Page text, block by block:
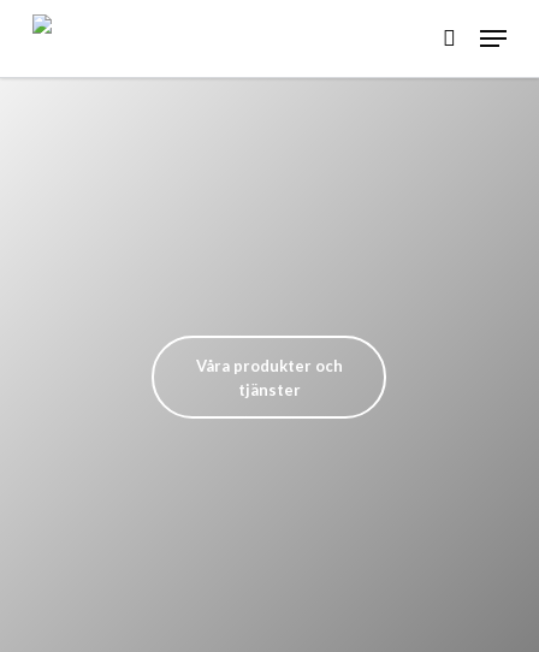
Skip
main
search
Menu
Våra produkter och
tjänster